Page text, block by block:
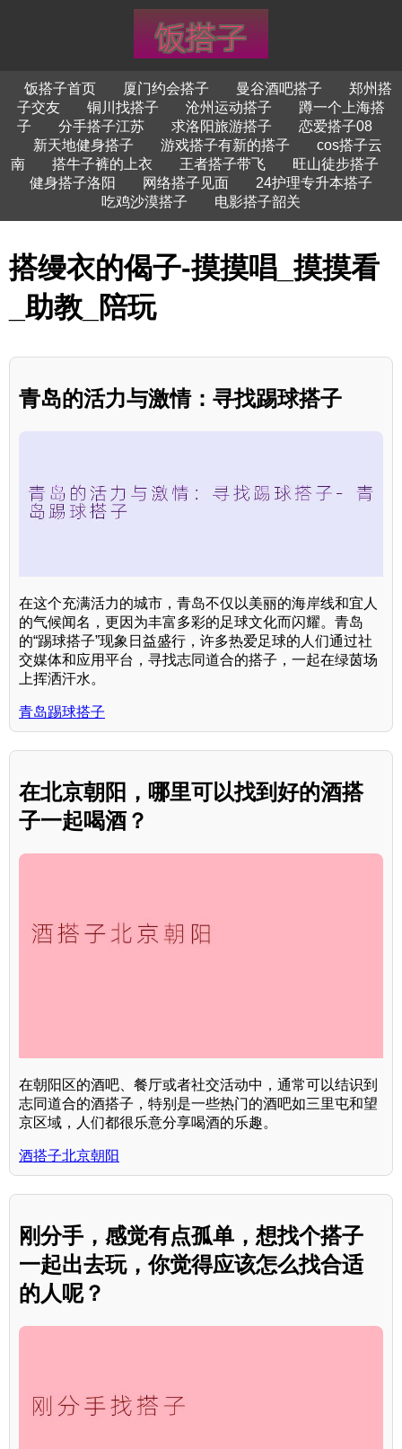
饭搭子首页 厦门约会搭子 曼谷酒吧搭子
郑州搭
子交友
铜川找搭子 沧州运动搭子
蹲一个上海搭
子
分手搭子江苏 求洛阳旅游搭子
恋爱搭子08
新天地健身搭子
游戏搭子有新的搭子
cos搭子云
南
搭牛子裤的上衣 王者搭子带飞
旺山徒步搭子
健身搭子洛阳
网络搭子见面
24护理专升本搭子
吃鸡沙漠搭子
电影搭子韶关
搭缦衣的偈子-摸摸唱_摸摸看
_助教_陪玩
青岛的活力与激情：寻找踢球搭子
在这个充满活力的城市，青岛不仅以美丽的海岸线和宜人
的气候闻名，更因为丰富多彩的足球文化而闪耀。青岛
的“踢球搭子”现象日益盛行，许多热爱足球的人们通过社
交媒体和应用平台，寻找志同道合的搭子，一起在绿茵场
上挥洒汗水。
青岛踢球搭子
在北京朝阳，哪里可以找到好的酒搭
子一起喝酒？
在朝阳区的酒吧、餐厅或者社交活动中，通常可以结识到
志同道合的酒搭子，特别是一些热门的酒吧如三里屯和望
京区域，人们都很乐意分享喝酒的乐趣。
酒搭子北京朝阳
刚分手，感觉有点孤单，想找个搭子
一起出去玩，你觉得应该怎么找合适
的人呢？